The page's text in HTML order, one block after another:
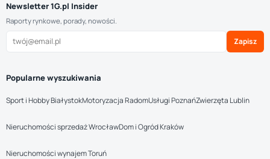
Newsletter 1G.pl Insider
Raporty rynkowe, porady, nowości.
Zapisz
Popularne wyszukiwania
Sport i Hobby BiałystokMotoryzacja RadomUsługi PoznańZwierzęta Lublin
Nieruchomości sprzedaż WrocławDom i Ogród Kraków
Nieruchomości wynajem Toruń